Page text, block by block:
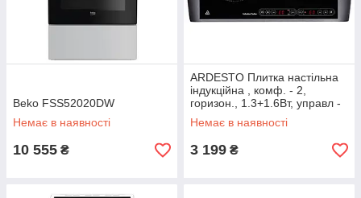
Beko FSS52020DW
Немає в наявності
10 555 ₴
ARDESTO Плитка настільна
індукційна , комф. - 2,
горизон., 1.3+1.6Вт, управл -
сенсор, таймер, чорний
Немає в наявності
3 199 ₴